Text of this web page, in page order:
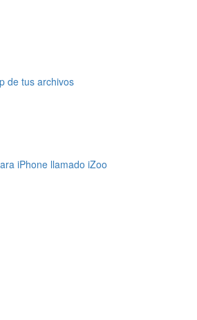
de tus archivos
iPhone llamado iZoo